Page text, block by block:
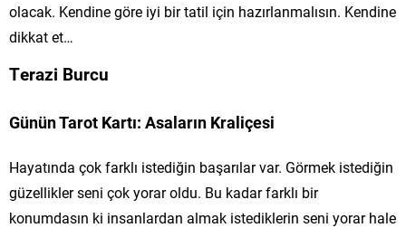
olacak. Kendine göre iyi bir tatil için hazırlanmalısın. Kendine
dikkat et…
Terazi Burcu
Günün Tarot Kartı: Asaların Kraliçesi
Hayatında çok farklı istediğin başarılar var. Görmek istediğin
güzellikler seni çok yorar oldu. Bu kadar farklı bir
konumdasın ki insanlardan almak istediklerin seni yorar hale